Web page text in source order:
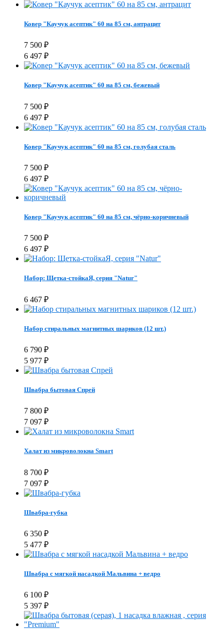
Ковер "Каучук асептик" 60 на 85 см, антрацит
7 500 ₽
6 497 ₽
Ковер "Каучук асептик" 60 на 85 см, бежевый
7 500 ₽
6 497 ₽
Ковер "Каучук асептик" 60 на 85 см, голубая сталь
7 500 ₽
6 497 ₽
Ковер "Каучук асептик" 60 на 85 см, чёрно-коричневый
7 500 ₽
6 497 ₽
Набор: Щетка-стойкаЯ, серия "Natur"
6 467 ₽
Набор стиральных магнитных шариков (12 шт.)
6 790 ₽
5 977 ₽
Швабра бытовая Спрей
7 800 ₽
7 097 ₽
Халат из микроволокна Smart
8 700 ₽
7 097 ₽
Швабра-губка
6 350 ₽
5 477 ₽
Швабра с мягкой насадкой Мальвина + ведро
6 100 ₽
5 397 ₽